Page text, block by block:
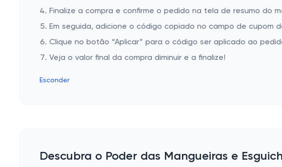
Finalize a compra e confirme o pedido na tela de resumo do
Em seguida, adicione o código copiado no campo de cupom
Clique no botão “Aplicar” para o código ser aplicado ao
Veja o valor final da compra diminuir e a finalize!
Esconder
Descubra o Poder das Mangueiras e